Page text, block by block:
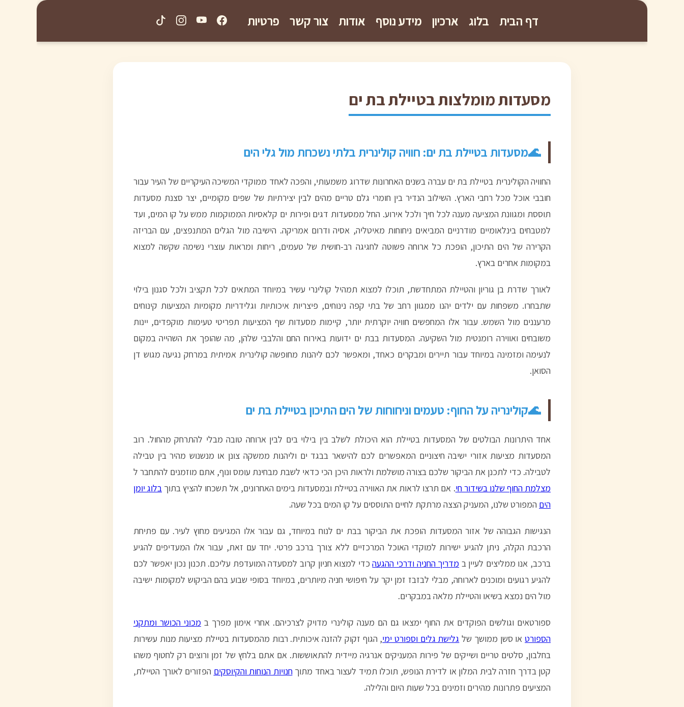
דף הבית בלוג ארכיון מידע נוסף אודות צור קשר פרטיות
מסעדות מומלצות בטיילת בת ים
מסעדות בטיילת בת ים: חוויה קולינרית בלתי נשכחת מול גלי הים
החוויה הקולינרית בטיילת בת ים עברה בשנים האחרונות שדרוג משמעותי, והפכה לאחד ממוקדי המשיכה העיקריים של העיר עבור
חובבי אוכל מכל רחבי הארץ. השילוב הנדיר בין חומרי גלם טריים מהים לבין יצירתיות של שפים מקומיים, יצר סצנת מסעדות
תוססת ומגוונת המציעה מענה לכל חיך ולכל אירוע. החל ממסעדות דגים ופירות ים קלאסיות הממוקמות ממש על קו המים, ועד
למטבחים בינלאומיים מודרניים המביאים ניחוחות מאיטליה, אסיה ודרום אמריקה. הישיבה מול הגלים המתנפצים, עם הבריזה
הקרירה של הים התיכון, הופכת כל ארוחה פשוטה לחגיגה רב-חושית של טעמים, ריחות ומראות עוצרי נשימה שקשה למצוא
במקומות אחרים בארץ.
לאורך שדרת בן גוריון והטיילת המתחדשת, תוכלו למצוא תמהיל קולינרי עשיר במיוחד המתאים לכל תקציב ולכל סגנון בילוי
שתבחרו. משפחות עם ילדים יהנו ממגוון רחב של בתי קפה נינוחים, פיצריות איכותיות וגלידריות מקומיות המציעות קינוחים
מרעננים מול השמש. עבור אלו המחפשים חוויה יוקרתית יותר, קיימות מסעדות שף המציעות תפריטי טעימות מוקפדים, יינות
משובחים ואווירה רומנטית מול השקיעה. המסעדות בבת ים ידועות באירוח החם והלבבי שלהן, מה שהופך את השהייה במקום
לנעימה ומזמינה במיוחד עבור תיירים ומבקרים כאחד, ומאפשר לכם ליהנות מחופשה קולינרית אמיתית במרחק נגיעה מגוש דן
הסואן.
קולינריה על החוף: טעמים וניחוחות של הים התיכון בטיילת בת ים
אחד היתרונות הבולטים של המסעדות בטיילת הוא היכולת לשלב בין בילוי בים לבין ארוחה טובה מבלי להתרחק מהחול. רוב
המסעדות מציעות אזורי ישיבה חיצוניים המאפשרים לכם להישאר בבגד ים וליהנות ממשקה צונן או מנשנוש מהיר בין טבילה
לטבילה. כדי לתכנן את הביקור שלכם בצורה מושלמת ולראות היכן הכי כדאי לשבת מבחינת עומס ונוף, אתם מוזמנים להתחבר ל
מצלמת החוף שלנו בשידור חי. אם תרצו לראות את האווירה בטיילת ובמסעדות בימים האחרונים, אל תשכחו להציץ בתוך בלוג יומן
הים המפורט שלנו, המעניק הצצה מרתקת לחיים התוססים על קו המים בכל שעה.
הנגישות הגבוהה של אזור המסעדות הופכת את הביקור בבת ים לנוח במיוחד, גם עבור אלו המגיעים מחוץ לעיר. עם פתיחת
הרכבת הקלה, ניתן להגיע ישירות למוקדי האוכל המרכזיים ללא צורך ברכב פרטי. יחד עם זאת, עבור אלו המעדיפים להגיע
ברכב, אנו ממליצים לעיין ב מדריך החניה ודרכי ההגעהכדי למצוא חניון קרוב למסעדה המועדפת עליכם. תכנון נכון יאפשר לכם
להגיע רגועים ומוכנים לארוחה, מבלי לבזבז זמן יקר על חיפושי חניה מיותרים, במיוחד בסופי שבוע בהם הביקוש למקומות ישיבה
מול הים נמצא בשיאו והטיילת מלאה במבקרים.
ספורטאים וגולשים הפוקדים את החוף ימצאו גם הם מענה קולינרי מדויק לצרכיהם. אחרי אימון מפרך ב מכוני הכושר ומתקני
הספורטאו סשן ממושך של גלישת גלים וספורט ימי, הגוף זקוק להזנה איכותית. רבות מהמסעדות בטיילת מציעות מנות עשירות
בחלבון, סלטים טריים ושייקים של פירות המעניקים אנרגיה מיידית להתאוששות. אם אתם בלחץ של זמן ורוצים רק לחטוף משהו
קטן בדרך חזרה לבית המלון או לדירת הנופש, תוכלו תמיד לעצור באחד מתוךחנויות הנוחות והקיוסקים הפזורים לאורך הטיילת,
המציעים פתרונות מהירים וזמינים בכל שעות היום והלילה.